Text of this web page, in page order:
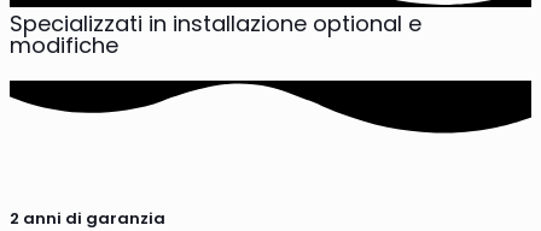
Specializzati in installazione optional e
modifiche
2 anni di garanzia